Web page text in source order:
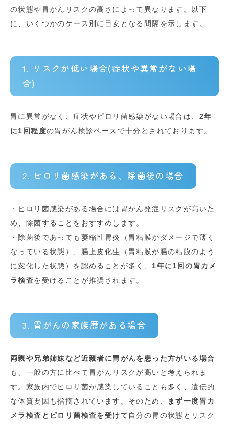
の状態や胃がんリスクの高さによって異なります 。以下
に、いくつかのケース別に目安となる間隔を示します。
1. リスクが低い場合(症状や異常がない場
合)
胃に異常がなく、症状やピロリ菌感染がない場合は、 2年
に1回程度の胃がん検診ペースで十分とされております。
2. ピロリ菌感染がある、除菌後の場合
・ピロリ菌感染がある場合には胃がん発症リスクが高いた
め、除菌することをおすすめします。
・除菌後であっても萎縮性胃炎（胃粘膜がダメージで薄く
なっている状態）、腸上皮化生（胃粘膜が腸の粘膜のよう
に変化した状態）を認めることが多く、1年に1回の胃カメ
ラ検査を受けることが推奨されます。
3. 胃がんの家族歴がある場合
両親や兄弟姉妹など近親者に胃がんを患った方がいる場合
も、一般の方に比べて胃がんリスクが高いと考えられま
す。家族内でピロリ菌が感染していることも多く、遺伝的
な体質要因も指摘されています 。そのため、
まず一度胃カ
メラ検査とピロリ菌検査を受けて 自分の胃の状態とリスク